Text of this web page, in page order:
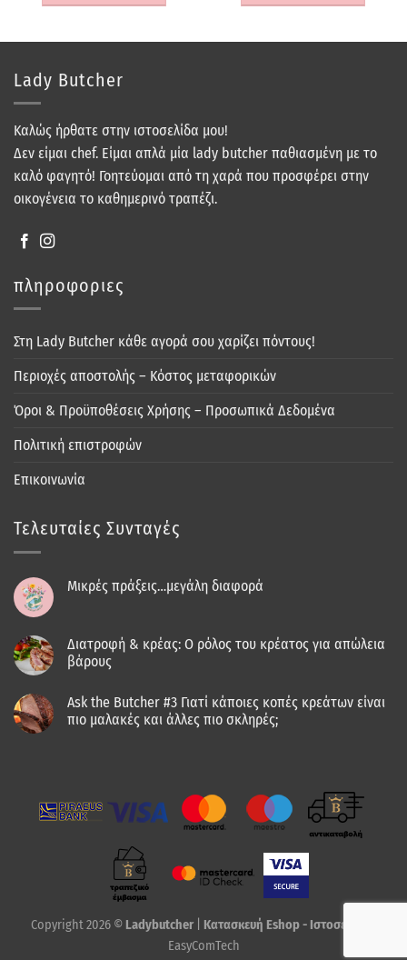
Lady Butcher
Καλώς ήρθατε στην ιστοσελίδα μου!
Δεν είμαι chef. Είμαι απλά μία lady butcher παθιασμένη με το
καλό φαγητό! Γοητεύομαι από τη χαρά που προσφέρει στην
οικογένεια το καθημερινό τραπέζι.
πληροφοριες
Στη Lady Butcher κάθε αγορά σου χαρίζει πόντους!
Περιοχές αποστολής – Κόστος μεταφορικών
Όροι & Προϋποθέσεις Χρήσης – Προσωπικά Δεδομένα
Πολιτική επιστροφών
Επικοινωνία
Τελευταίες Συνταγές
Μικρές πράξεις…μεγάλη διαφορά
Διατροφή & κρέας: Ο ρόλος του κρέατος για απώλεια
βάρους
Ask the Butcher #3 Γιατί κάποιες κοπές κρεάτων είναι
πιο μαλακές και άλλες πιο σκληρές;
Copyright 2026 © Ladybutcher
Κατασκευή Eshop - Ιστοσελίδας
EasyComTech